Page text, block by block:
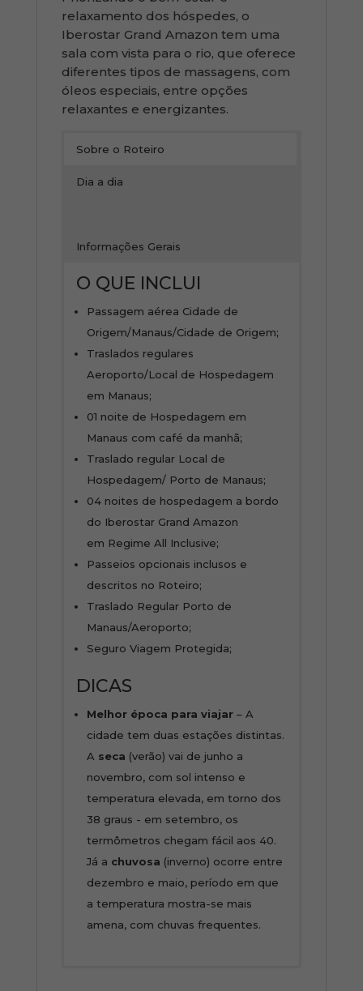
relaxamento dos hóspedes, o
Iberostar Grand Amazon tem uma
sala com vista para o rio, que oferece
diferentes tipos de massagens, com
óleos especiais, entre opções
relaxantes e energizantes.
Sobre o Roteiro
Dia a dia
Informações Gerais
O QUE INCLUI
Passagem aérea Cidade de
Origem/Manaus/Cidade de Origem;
Traslados regulares
Aeroporto/Local de Hospedagem
em Manaus;
01 noite de Hospedagem em
Manaus com café da manhã;
Traslado regular Local de
Hospedagem/ Porto de Manaus;
04 noites de hospedagem a bordo
do Iberostar Grand Amazon
em Regime All Inclusive;
Passeios opcionais inclusos e
descritos no Roteiro;
Traslado Regular Porto de
Manaus/Aeroporto;
Seguro Viagem Protegida;
DICAS
Melhor época para viajar– A
cidade tem duas estações distintas.
A seca (verão) vai de junho a
novembro, com sol intenso e
temperatura elevada, em torno dos
38 graus - em setembro, os
termômetros chegam fácil aos 40.
Já a chuvosa (inverno) ocorre entre
dezembro e maio, período em que
a temperatura mostra-se mais
amena, com chuvas frequentes.